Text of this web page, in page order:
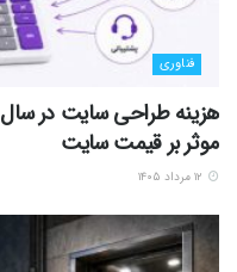
فناوری
موثر بر قیمت سایت